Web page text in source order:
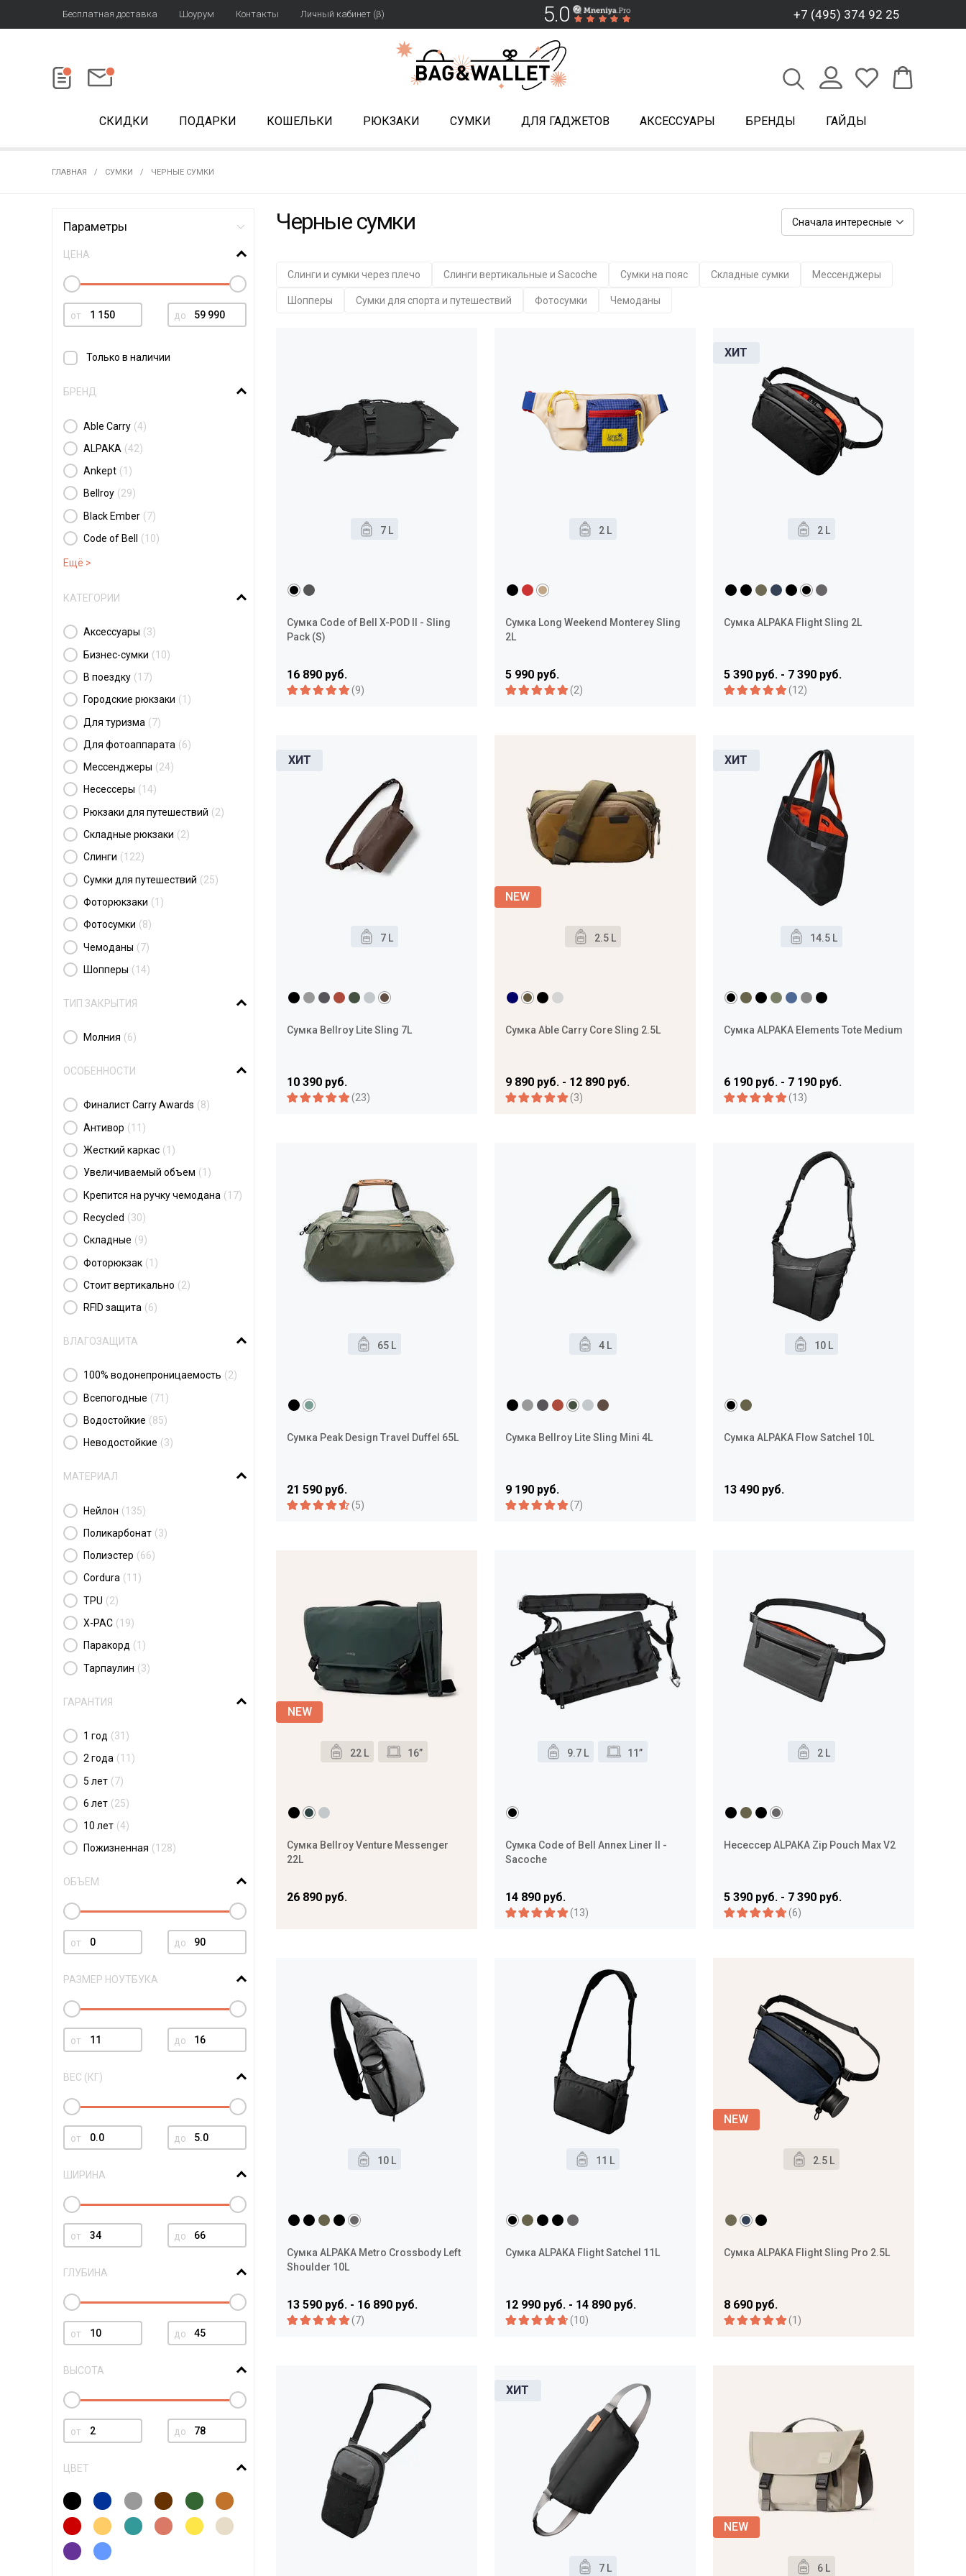
Бесплатная доставка Шоурум Контакты Личный кабинет (β) 5.0 +7 (495) 374 92 25
СКИДКИ ПОДАРКИ КОШЕЛЬКИ РЮКЗАКИ СУМКИ ДЛЯ ГАДЖЕТОВ АКСЕССУАРЫ БРЕНДЫ ГАЙДЫ
ГЛАВНАЯ СУМКИ ЧЕРНЫЕ СУМКИ
Черные сумки Сначала интересные
Слинги и сумки через плечо Слинги вертикальные и Sacoche Сумки на пояс Складные сумки Мессенджеры
Шопперы Сумки для спорта и путешествий Фотосумки Чемоданы
7 L
Сумка Code of Bell X-POD II - Sling
Pack (S)
16 890 руб.
(9)
2 L
Сумка Long Weekend Monterey Sling
2L
5 990 руб.
(2)
2 L
Сумка ALPAKA Flight Sling 2L
5 390 руб. - 7 390 руб.
(12)
7 L
Сумка Bellroy Lite Sling 7L
10 390 руб.
(23)
2.5 L
Сумка Able Carry Core Sling 2.5L
9 890 руб. - 12 890 руб.
(3)
14.5 L
Сумка ALPAKA Elements Tote Medium
6 190 руб. - 7 190 руб.
(13)
65 L
Сумка Peak Design Travel Duffel 65L
21 590 руб.
(5)
4 L
Сумка Bellroy Lite Sling Mini 4L
9 190 руб.
(7)
10 L
Сумка ALPAKA Flow Satchel 10L
13 490 руб.
22 L 16”
Сумка Bellroy Venture Messenger
22L
26 890 руб.
9.7 L 11”
Сумка Code of Bell Annex Liner II -
Sacoche
14 890 руб.
(13)
2 L
Несессер ALPAKA Zip Pouch Max V2
5 390 руб. - 7 390 руб.
(6)
10 L
Сумка ALPAKA Metro Crossbody Left
Shoulder 10L
13 590 руб. - 16 890 руб.
(7)
11 L
Сумка ALPAKA Flight Satchel 11L
12 990 руб. - 14 890 руб.
(10)
2.5 L
Сумка ALPAKA Flight Sling Pro 2.5L
8 690 руб.
(1)
7 L 6 L
Параметры
ЦЕНА
от до
Только в наличии
БРЕНД
Able Carry (4)
ALPAKA (42)
Ankept (1)
Bellroy (29)
Black Ember (7)
Code of Bell
(10)
КАТЕГОРИИ
Аксессуары (3)
Бизнес-сумки (10)
В поездку (17)
Городские рюкзаки (1)
Для туризма (7)
Для фотоаппарата (6)
Мессенджеры (24)
Несессеры (14)
Рюкзаки для путешествий (2)
Складные рюкзаки (2)
Слинги (122)
Сумки для путешествий (25)
Фоторюкзаки (1)
Фотосумки (8)
Чемоданы (7)
Шопперы (14)
ТИП ЗАКРЫТИЯ
Молния (6)
ОСОБЕННОСТИ
Финалист Carry Awards (8)
Антивор (11)
Жесткий каркас (1)
Увеличиваемый объем (1)
Крепится на ручку чемодана (17)
Recycled (30)
Складные (9)
Фоторюкзак (1)
Стоит вертикально (2)
RFID защита (6)
ВЛАГОЗАЩИТА
100% водонепроницаемость (2)
Всепогодные (71)
Водостойкие (85)
Неводостойкие (3)
МАТЕРИАЛ
Нейлон (135)
Поликарбонат (3)
Полиэстер (66)
Cordura (11)
TPU (2)
X-PAC (19)
Паракорд (1)
Тарпаулин (3)
ГАРАНТИЯ
1 год (31)
2 года (11)
5 лет (7)
6 лет (25)
10 лет (4)
Пожизненная (128)
ОБЪЕМ
от до
РАЗМЕР НОУТБУКА
от до
ВЕС (КГ)
от до
ШИРИНА
от до
ГЛУБИНА
от до
ВЫСОТА
от до
ЦВЕТ